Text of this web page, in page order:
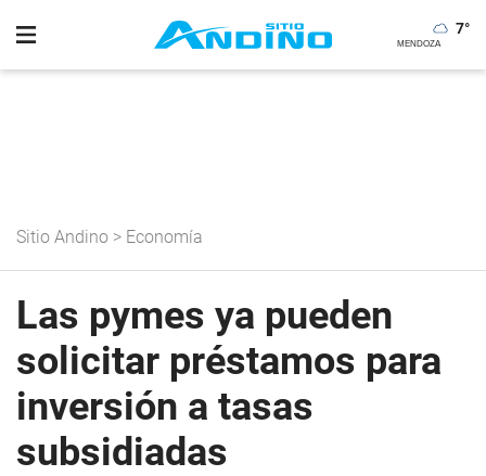
7°
Sitio Andino > Economía
Las pymes ya pueden
solicitar préstamos para
inversión a tasas
subsidiadas